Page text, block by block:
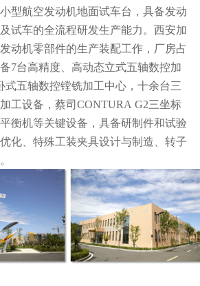
型航空发动机地面试车台，具备发动
试车的全流程研发生产能力。西安加
动机零部件的生产装配工作，厂房占
7台高精度、高动态立式五轴数控加
式五轴数控镗铣加工中心，十余台三
工设备，蔡司CONTURA G2三坐标
衡机等关键设备，具备研制件和试验
化、特殊工装夹具设计与制造、转子